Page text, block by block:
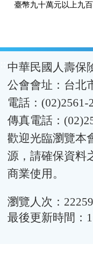
臺幣九十萬元以上九
:::中華民國人壽保
公會會址：台北
電話：(02)2561-
傳真電話：
歡迎光臨瀏覽本
源，請確保資料
商業使用。
瀏覽人次：
最後更新時間：